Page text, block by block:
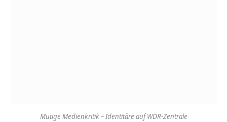
Mutige Medienkritik – Identitäre auf WDR-Zentrale